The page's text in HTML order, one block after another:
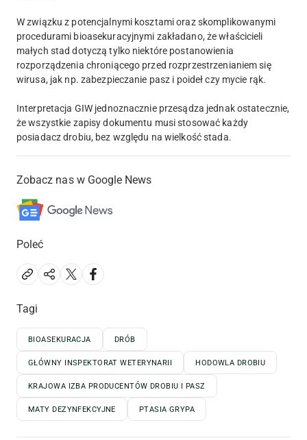
W związku z potencjalnymi kosztami oraz skomplikowanymi
procedurami bioasekuracyjnymi zakładano, że właścicieli
małych stad dotyczą tylko niektóre postanowienia
rozporządzenia chroniącego przed rozprzestrzenianiem się
wirusa, jak np. zabezpieczanie pasz i poideł czy mycie rąk.
Interpretacja GIW jednoznacznie przesądza jednak ostatecznie,
że wszystkie zapisy dokumentu musi stosować każdy
posiadacz drobiu, bez względu na wielkość stada.
Zobacz nas w Google News
Poleć
Tagi
BIOASEKURACJA DRÓB
GŁÓWNY INSPEKTORAT WETERYNARII HODOWLA DROBIU
KRAJOWA IZBA PRODUCENTÓW DROBIU I PASZ
MATY DEZYNFEKCYJNE PTASIA GRYPA